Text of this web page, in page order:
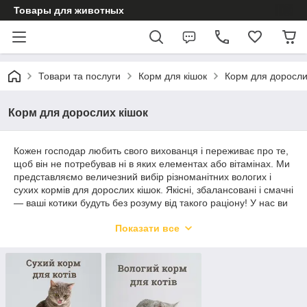
Товары для животных
Товари та послуги Корм для кішок Корм для
Корм для дорослих кішок
Кожен господар любить свого вихованця і переживає про те,
щоб він не потребував ні в яких елементах або вітамінах. Ми
представляємо величезний вибір різноманітних вологих і
сухих кормів для дорослих кішок. Якісні, збалансовані і смачні
— ваші котики будуть без розуму від такого раціону! У нас ви
містять велику кількість різних поживних речовин, включно з
Також вони містять велику кількість білків, вітамінів Е і С.
Сухий і вологий корм для дорослих
Показати все